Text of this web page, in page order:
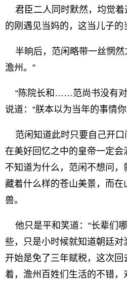
君臣二人同时默然，均觉着
的刚遇见当妈的，这当儿子的
半晌后，范闲略带一丝惘然
澹州。”
“陈院长和……范尚书没有对
说道：“朕本以为当年的事情
范闲知道此时只要自己开口
在美好回忆之中的皇帝一定
不知道为什么，范闲不想问
藏着什么样的苍山美景，而
兽。
他只是平和笑道：“长辈们
些，只是小时候就知道朝廷对
开始是免了三年赋税，这次
着，澹州百姓们生活的不错，